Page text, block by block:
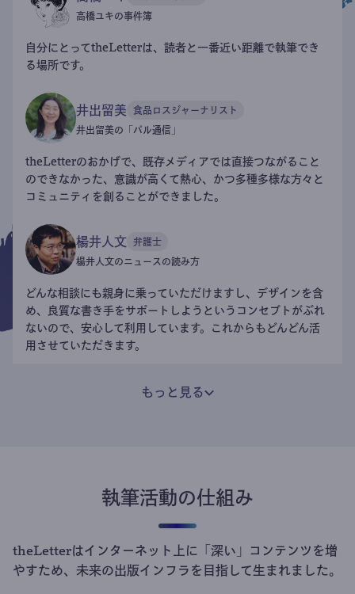
高橋ユキの事件簿
自分にとってtheLetterは、読者と一番近い距離で執筆でき
る場所です。
井出留美 食品ロスジャーナリスト
井出留美の「パル通信」
theLetterのおかげで、既存メディアでは直接つながること
のできなかった、意識が高くて熱心、かつ多種多様な方々と
コミュニティを創ることができました。
楊井人文 弁護士
楊井人文のニュースの読み方
どんな相談にも親身に乗っていただけますし、デザインを含
め、良質な書き手をサポートしようというコンセプトがぶれ
ないので、安心して利用しています。これからもどんどん活
用させていただきます。
もっと見る
執筆活動の仕組み
theLetterはインターネット上に「深い」コンテンツを増
やすため、未来の出版インフラを目指して生まれました。